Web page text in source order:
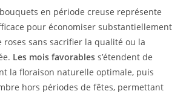
en période creuse représente
pour économiser substantiellement
roses sans sacrifier la qualité ou la
Les mois favorables s’étendent de
la floraison naturelle optimale, puis
hors périodes de fêtes, permettant